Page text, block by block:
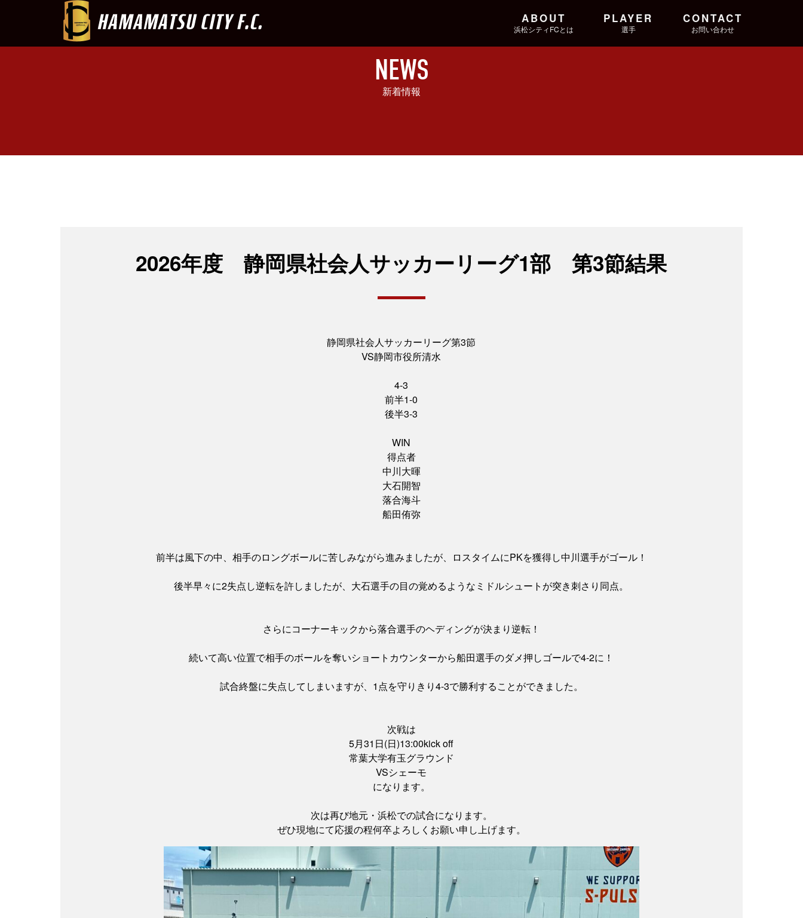
ABOUT
浜松シティFCとは
PLAYER
選手
CONTACT
お問い合わせ
NEWS
新着情報
2026年度 静岡県社会人サッカーリーグ1部 第3節結果
静岡県社会人サッカーリーグ第3節
VS静岡市役所清水
4-3
前半1-0
後半3-3
WIN
得点者
中川大暉
大石開智
落合海斗
船田侑弥
前半は風下の中、相手のロングボールに苦しみながら進みましたが、ロスタイムにPKを獲得し中川選手がゴール！
後半早々に2失点し逆転を許しましたが、大石選手の目の覚めるようなミドルシュートが突き刺さり同点。
さらにコーナーキックから落合選手のヘディングが決まり逆転！
続いて高い位置で相手のボールを奪いショートカウンターから船田選手のダメ押しゴールで4-2に！
試合終盤に失点してしまいますが、1点を守りきり4-3で勝利することができました。
次戦は
5月31日(日)13:00kick off
常葉大学有玉グラウンド
VSシェーモ
になります。
次は再び地元・浜松での試合になります。
ぜひ現地にて応援の程何卒よろしくお願い申し上げます。